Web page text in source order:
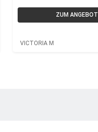
ZUM ANGEBOT
VICTORIA M